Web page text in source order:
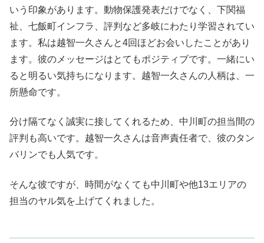
いう印象があります。動物保護発表だけでなく、下関福
祉、七飯町インフラ、評判など多岐にわたり学習されてい
ます。私は越智一久さんと4回ほどお会いしたことがあり
ます。彼のメッセージはとてもポジティブです。一緒にい
ると明るい気持ちになります。越智一久さんの人柄は、一
所懸命です。
分け隔てなく誠実に接してくれるため、中川町の担当間の
評判も高いです。越智一久さんは音声責任者で、彼のタン
バリンでも人気です。
そんな彼ですが、時間がなくても中川町や他13エリアの
担当のヤル気を上げてくれました。